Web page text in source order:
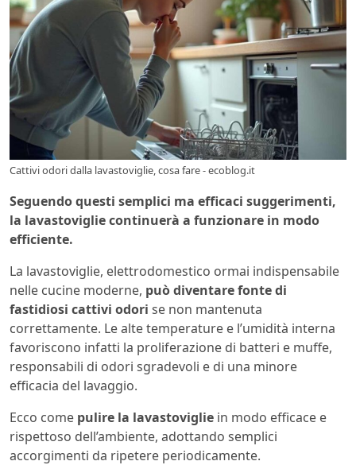
Cattivi odori dalla lavastoviglie, cosa fare - ecoblog.it
Seguendo questi semplici ma efficaci suggerimenti,
la lavastoviglie continuerà a funzionare in modo
efficiente.
La lavastoviglie, elettrodomestico ormai indispensabile
nelle cucine moderne, può diventare fonte di
fastidiosi cattivi odori se non mantenuta
correttamente. Le alte temperature e l’umidità interna
favoriscono infatti la proliferazione di batteri e muffe,
responsabili di odori sgradevoli e di una minore
efficacia del lavaggio.
Ecco come pulire la lavastoviglie in modo efficace e
rispettoso dell’ambiente, adottando semplici
accorgimenti da ripetere periodicamente.